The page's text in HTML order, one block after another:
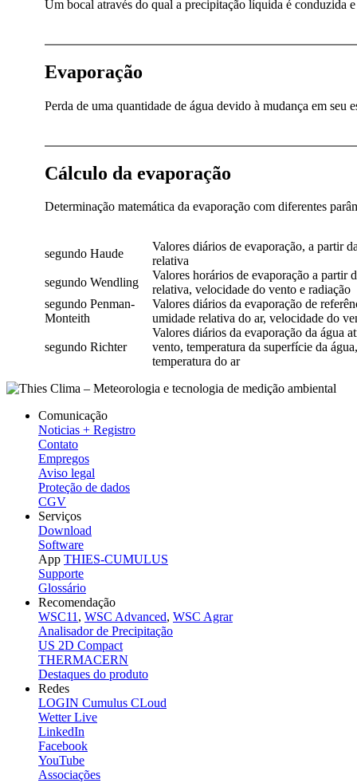
Um bocal através do qual a precipitação líquida é conduzida
Evaporação
Perda de uma quantidade de água devido à mudança em seu
Cálculo da evaporação
Determinação matemática da evaporação com diferentes
segundo Haude
Valores diários de evaporação, a partir
relativa
segundo Wendling
Valores horários de evaporação a partir
relativa, velocidade do vento e radiação
segundo Penman-
Monteith
Valores diários da evaporação de
umidade relativa do ar, velocidade do
segundo Richter
Valores diários da evaporação da água
vento, temperatura da superfície da
temperatura do ar
Comunicação
Noticias + Registro
Contato
Empregos
Aviso legal
Proteção de dados
CGV
Serviços
Download
Software
App THIES-CUMULUS
Supporte
Glossário
Recomendação
WSC11, WSC Advanced, WSC Agrar
Analisador de Precipitação
US 2D Compact
THERMACERN
Destaques do produto
Redes
LOGIN Cumulus CLoud
Wetter Live
LinkedIn
Facebook
YouTube
Associações